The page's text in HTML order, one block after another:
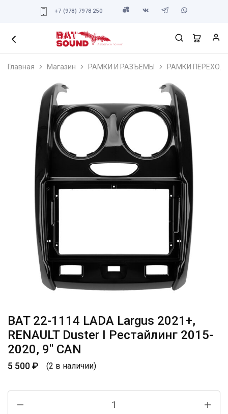
+7 (978) 7978 250
Главная Магазин РАМКИ И РАЗЪЕМЫ РАМКИ
BAT 22-1114 LADA Largus 2021+,
RENAULT Duster I Рестайлинг 2015-
2020, 9″ CAN
5 500₽ (2 в наличии)